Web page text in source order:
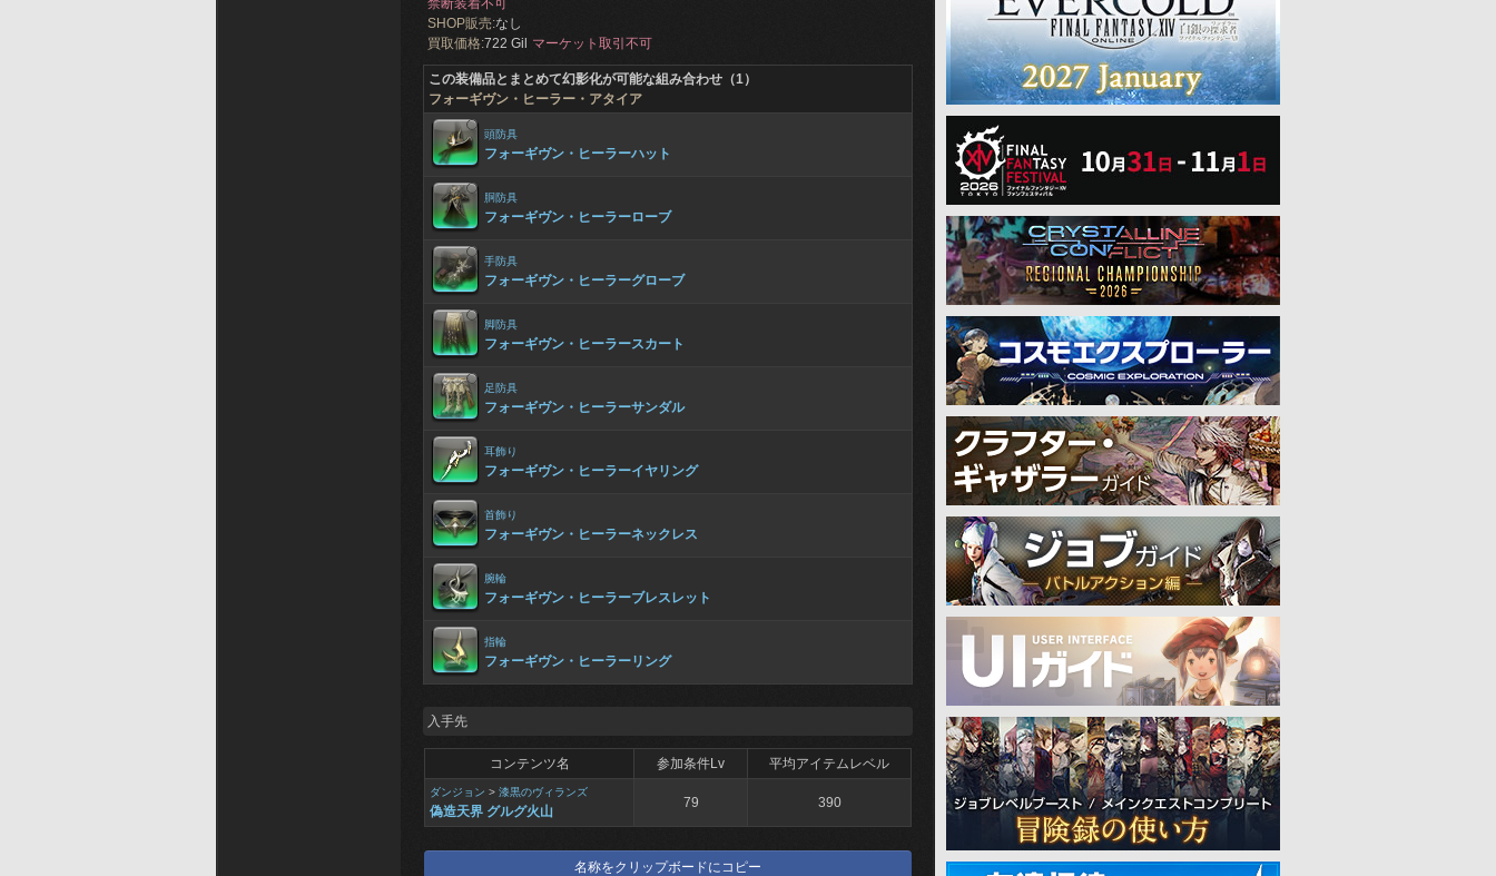
禁断装着不可
SHOP販売:なし
買取価格:722 Gil マーケット取引不可
この装備品とまとめて幻影化が可能な組み合わせ（1）
フォーギヴン・ヒーラー・アタイア
頭防具
フォーギヴン・ヒーラーハット
胴防具
フォーギヴン・ヒーラーローブ
手防具
フォーギヴン・ヒーラーグローブ
脚防具
フォーギヴン・ヒーラースカート
足防具
フォーギヴン・ヒーラーサンダル
耳飾り
フォーギヴン・ヒーラーイヤリング
首飾り
フォーギヴン・ヒーラーネックレス
腕輪
フォーギヴン・ヒーラーブレスレット
指輪
フォーギヴン・ヒーラーリング
入手先
コンテンツ名 参加条件Lv 平均アイテムレベル
ダンジョン > 漆黒のヴィランズ
偽造天界 グルグ火山
79 390
名称をクリップボードにコピー